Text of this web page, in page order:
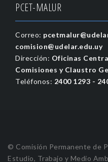
PCET-MALUR
Correo:
comision@udelar.edu.uy
Dirección: Oficinas
Comisiones y Claustro
Teléfonos: 2400 1293 -
© Comisión Permanente de
Estudio, Trabajo y Medio